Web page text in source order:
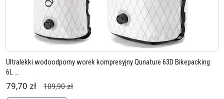
Ultralekki wodoodporny worek kompresyjny Qunature 63D Bikepacking
6L ...
79,70 zł 109,90 zł